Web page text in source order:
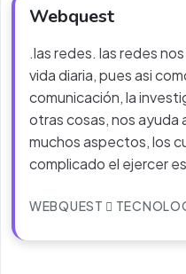
Webquest
.las redes. las redes
vida diaria, pues asi
comunicación, la
otras cosas, nos ayuda
muchos aspectos, los
complicado el ejercer
WEBQUEST